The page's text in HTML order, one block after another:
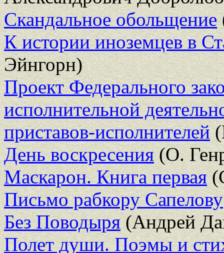
Скандальное обольщение
К истории иноземцев в
Эйнгорн)
Проект Федерального
исполнительной
приставов-исполнителей
День воскресения(О.
Маскарон. Книга первая
Письмо рабкору Сапелову
Без Поводыря(Андрей
Полет души. Поэмы и